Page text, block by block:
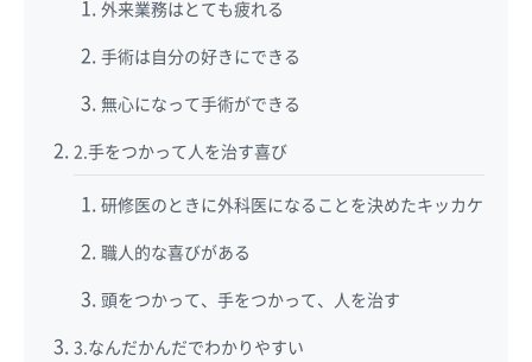
外来業務はとても疲れる
手術は自分の好きにできる
無心になって手術ができる
2.手をつかって人を治す喜び
研修医のときに外科医になることを決めたキッカケ
職人的な喜びがある
頭をつかって、手をつかって、人を治す
3.なんだかんだでわかりやすい